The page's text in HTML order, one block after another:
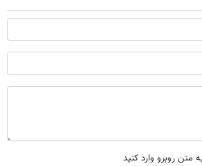
متن روبرو وارد کنید